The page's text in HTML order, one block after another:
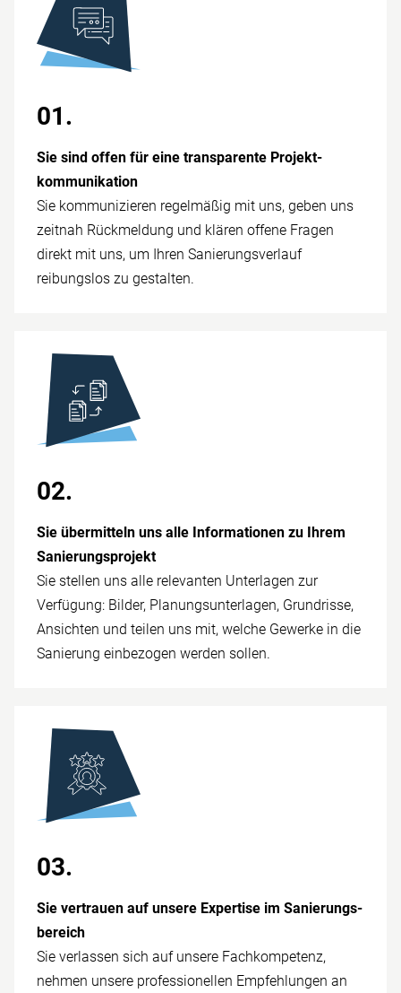
01.
Sie sind offen für eine trans­parente Projekt­
kommunikation
Sie kommunizieren regelmäßig mit uns, geben uns
zeitnah Rück­meldung und klären offene Fragen
direkt mit uns, um Ihren Sanierungs­verlauf
reibungslos zu ge­stalten.
02.
Sie übermitteln uns alle Informationen zu Ihrem
Sanierungsprojekt
Sie stellen uns alle relevanten Unterlagen zur
Verfügung: Bilder, Planungsunterlagen, Grundrisse,
Ansichten und teilen uns mit, welche Gewerke in die
Sanierung einbezogen werden sollen.
03.
Sie vertrauen auf unsere Expertise im Sanierungs­
bereich
Sie verlassen sich auf unsere Fach­kompetenz,
nehmen unsere prof­essionellen Empfehlungen an